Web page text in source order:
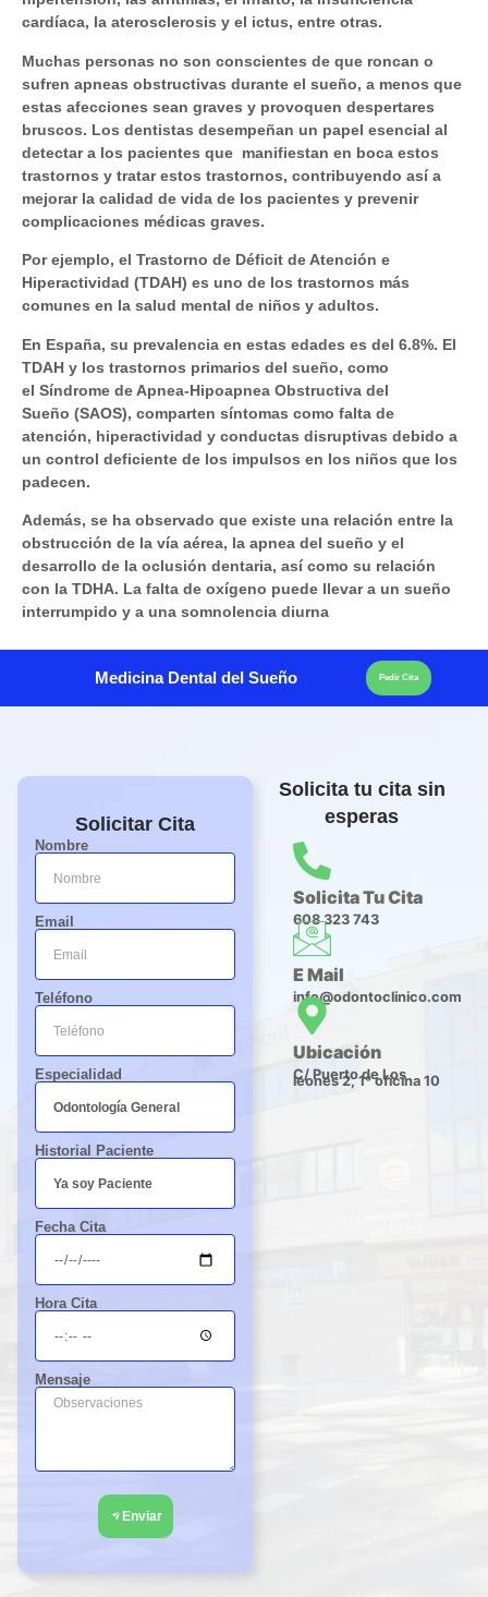
cardíaca, la aterosclerosis y el ictus, entre otras.
Muchas personas no son conscientes de que roncan o
sufren apneas obstructivas durante el sueño, a menos que
estas afecciones sean graves y provoquen despertares
bruscos. Los dentistas desempeñan un papel esencial al
detectar a los pacientes que manifiestan en boca estos
trastornos y tratar estos trastornos, contribuyendo así a
mejorar la calidad de vida de los pacientes y prevenir
complicaciones médicas graves.
Por ejemplo, el Trastorno de Déficit de Atención e
Hiperactividad (TDAH) es uno de los trastornos más
comunes en la salud mental de niños y adultos.
En España, su prevalencia en estas edades es del 6.8%. El
TDAH y los trastornos primarios del sueño, como
el Síndrome de Apnea-Hipoapnea Obstructiva del
Sueño (SAOS), comparten síntomas como falta de
atención, hiperactividad y conductas disruptivas debido a
un control deficiente de los impulsos en los niños que los
padecen.
Además, se ha observado que existe una relación entre la
obstrucción de la vía aérea, la apnea del sueño y el
desarrollo de la oclusión dentaria, así como su relación
con la TDHA. La falta de oxígeno puede llevar a un sueño
interrumpido y a una somnolencia diurna
Medicina Dental del Sueño Pedir Cita
Solicitar Cita
Nombre
Email
Teléfono
Especialidad
Historial Paciente
Fecha Cita
Hora Cita
Mensaje
Enviar
Solicita tu cita sin
esperas
Solicita Tu Cita
608 323 743
E Mail
info@odontoclinico.com
Ubicación
C/ Puerto de Los
leones 2, 1º oficina 10